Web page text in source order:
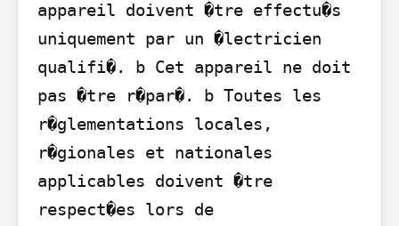
appareil doivent �tre effectu�s
uniquement par un �lectricien
qualifi�. b Cet appareil ne doit
pas �tre r�par�. b Toutes les
r�glementations locales,
r�gionales et nationales
applicables doivent �tre
respect�es lors de